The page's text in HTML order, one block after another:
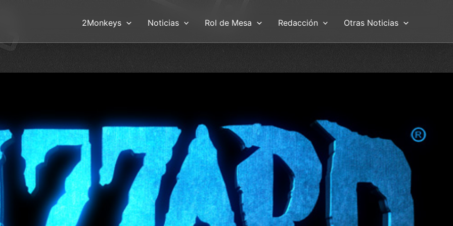
2Monkeys Noticias Rol de Mesa Redacción Otras Noticias